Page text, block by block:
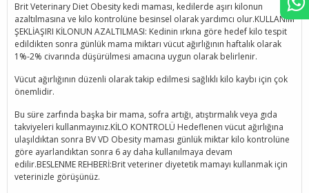
Brit Veterinary Diet Obesity kedi maması, kedilerde aşırı kilonun
azaltılmasına ve kilo kontrolüne besinsel olarak yardımcı olur.KULLANIM
ŞEKLİAŞIRI KİLONUN AZALTILMASI: Kedinin ırkına göre hedef kilo tespit
edildikten sonra günlük mama miktarı vücut ağırlığının haftalık olarak
1%-2% civarında düşürülmesi amacına uygun olarak belirlenir.
Vücut ağırlığının düzenli olarak takip edilmesi sağlıklı kilo kaybı için çok
önemlidir.
Bu süre zarfında başka bir mama, sofra artığı, atıştırmalık veya gıda
takviyeleri kullanmayınız.KİLO KONTROLÜ Hedeflenen vücut ağırlığına
ulaşıldıktan sonra BV VD Obesity maması günlük miktar kilo kontrolüne
göre ayarlandıktan sonra 6 ay daha kullanılmaya devam
edilir.BESLENME REHBERİ:Brit veteriner diyetetik mamayı kullanmak için
veterinizle görüşünüz.